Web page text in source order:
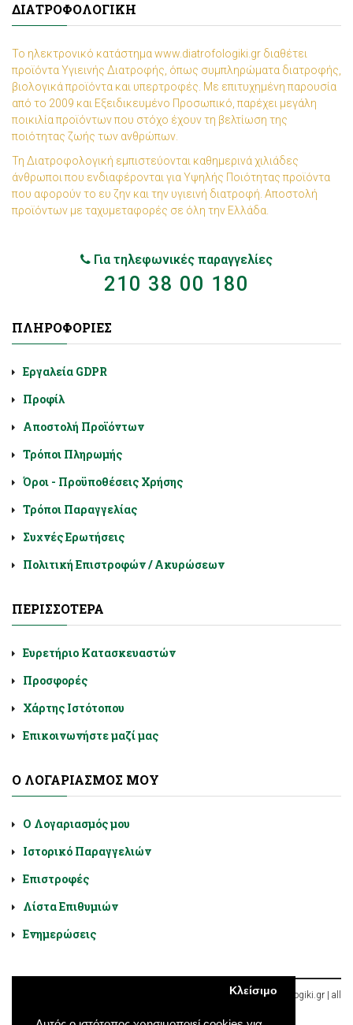
Κλείσιμο
ΔΙΑΤΡΟΦΟΛΟΓΙΚΉ
Το ηλεκτρονικό κατάστημα www.diatrofologiki.gr διαθέτει
προϊόντα Υγιεινής Διατροφής, όπως συμπληρώματα διατροφής,
βιολογικά προϊόντα και υπερτροφές. Με επιτυχημένη παρουσία
από το 2009 και Εξειδικευμένο Προσωπικό, παρέχει μεγάλη
ποικιλία προϊόντων που στόχο έχουν τη βελτίωση της
ποιότητας ζωής των ανθρώπων.
Τη Διατροφολογική εμπιστεύονται καθημερινά χιλιάδες
άνθρωποι που ενδιαφέρονται για Υψηλής Ποιότητας προϊόντα
που αφορούν το ευ ζην και την υγιεινή διατροφή. Αποστολή
προϊόντων με ταχυμεταφορές σε όλη την Ελλάδα.
Για τηλεφωνικές παραγγελίες
210 38 00 180
ΠΛΗΡΟΦΟΡΊΕΣ
Εργαλεία GDPR
Προφίλ
Αποστολή Προϊόντων
Τρόποι Πληρωμής
Όροι - Προϋποθέσεις Χρήσης
Τρόποι Παραγγελίας
Συχνές Ερωτήσεις
Πολιτική Επιστροφών / Ακυρώσεων
ΠΕΡΙΣΣΌΤΕΡΑ
Ευρετήριο Κατασκευαστών
Προσφορές
Χάρτης Ιστότοπου
Επικοινωνήστε μαζί μας
Ο ΛΟΓΑΡΙΑΣΜΌΣ ΜΟΥ
Ο Λογαριασμός μου
Ιστορικό Παραγγελιών
Επιστροφές
Λίστα Επιθυμιών
Ενημερώσεις
Diatrofologiki.gr © 2026, Χαλκοκονδύλη 9, Αθήνα, Ελλάδα | diatroflogiki.gr | all